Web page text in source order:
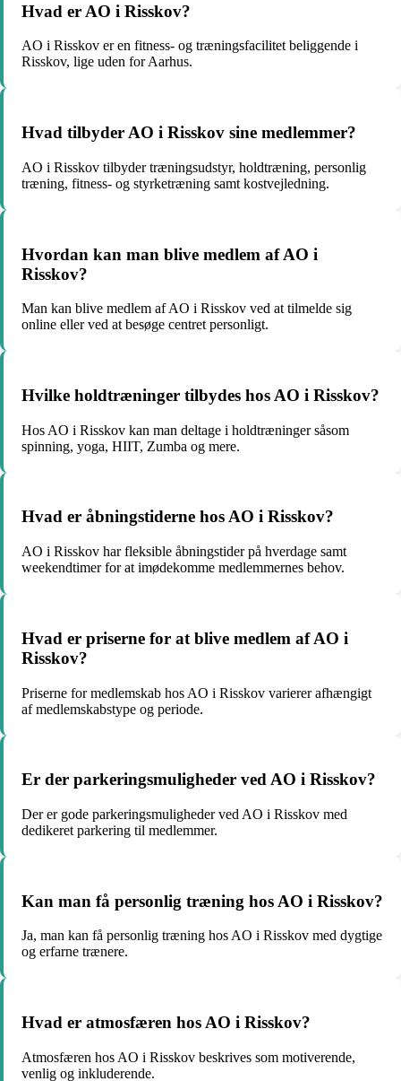
Hvad er AO i Risskov?
AO i Risskov er en fitness- og træningsfacilitet beliggende i
Risskov, lige uden for Aarhus.
Hvad tilbyder AO i Risskov sine medlemmer?
AO i Risskov tilbyder træningsudstyr, holdtræning, personlig
træning, fitness- og styrketræning samt kostvejledning.
Hvordan kan man blive medlem af AO i
Risskov?
Man kan blive medlem af AO i Risskov ved at tilmelde sig
online eller ved at besøge centret personligt.
Hvilke holdtræninger tilbydes hos AO i Risskov?
Hos AO i Risskov kan man deltage i holdtræninger såsom
spinning, yoga, HIIT, Zumba og mere.
Hvad er åbningstiderne hos AO i Risskov?
AO i Risskov har fleksible åbningstider på hverdage samt
weekendtimer for at imødekomme medlemmernes behov.
Hvad er priserne for at blive medlem af AO i
Risskov?
Priserne for medlemskab hos AO i Risskov varierer afhængigt
af medlemskabstype og periode.
Er der parkeringsmuligheder ved AO i Risskov?
Der er gode parkeringsmuligheder ved AO i Risskov med
dedikeret parkering til medlemmer.
Kan man få personlig træning hos AO i Risskov?
Ja, man kan få personlig træning hos AO i Risskov med dygtige
og erfarne trænere.
Hvad er atmosfæren hos AO i Risskov?
Atmosfæren hos AO i Risskov beskrives som motiverende,
venlig og inkluderende.